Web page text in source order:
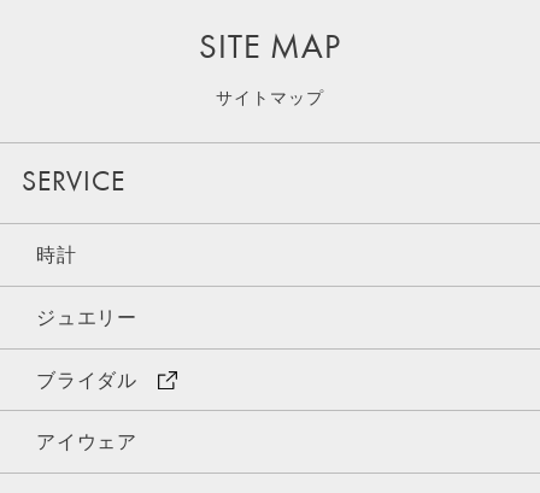
SITE MAP
サイトマップ
SERVICE
時計
ジュエリー
ブライダル
アイウェア